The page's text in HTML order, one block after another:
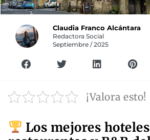
Claudia Franco Alcántara
Redactora Social
Septiembre / 2025
¡Valora esto!
Los mejores